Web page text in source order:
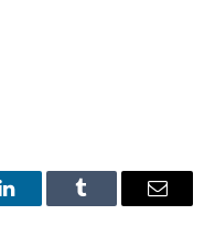
LinkedInTumblr
E-